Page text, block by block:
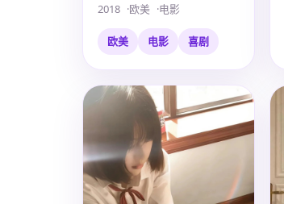
2018 欧美 电影
欧美 电影 喜剧